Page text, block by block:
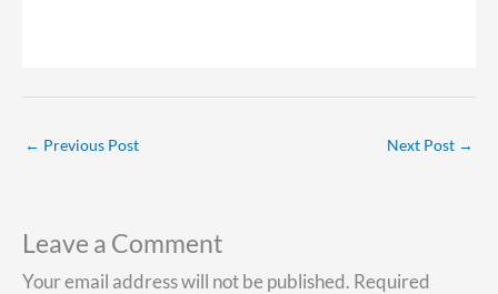
← Previous Post Next Post →
Leave a Comment
Your email address will not be published. Required